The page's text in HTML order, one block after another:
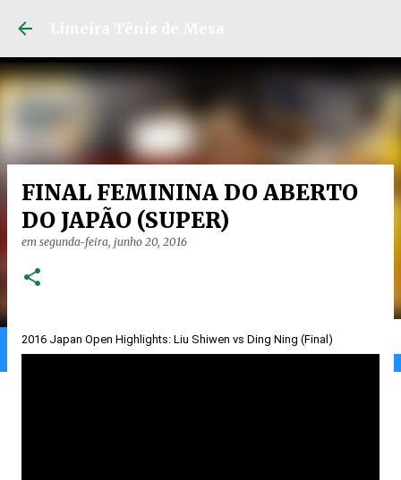
Home Limeira Gran Ranking
FINAL FEMININA DO ABERTO
DO JAPÃO (SUPER)
em segunda-feira, junho 20, 2016
2016 Japan Open Highlights: Liu Shiwen vs Ding Ning (Final)